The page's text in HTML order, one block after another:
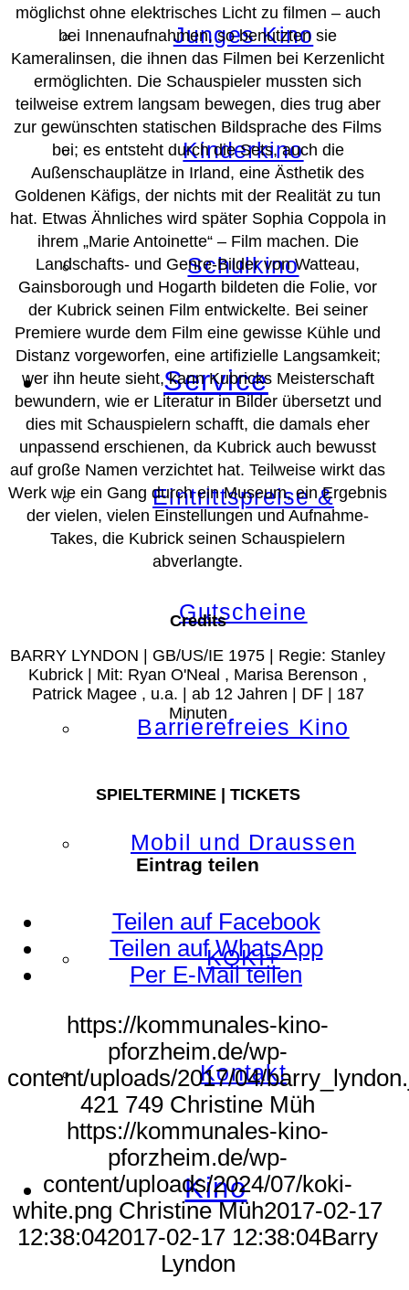
Junges Kino
Kinderkino
Schulkino
Service
Eintrittspreise &
Gutscheine
Barrierefreies Kino
Mobil und Draussen
KOKI+
Kontakt
Kino
möglichst ohne elektrisches Licht zu filmen – auch
bei Innenaufnahmen, so benutzten sie
Kameralinsen, die ihnen das Filmen bei Kerzenlicht
ermöglichten. Die Schauspieler mussten sich
teilweise extrem langsam bewegen, dies trug aber
zur gewünschten statischen Bildsprache des Films
bei; es entsteht durch die Sets, auch die
Außenschauplätze in Irland, eine Ästhetik des
Goldenen Käfigs, der nichts mit der Realität zu tun
hat. Etwas Ähnliches wird später Sophia Coppola in
ihrem „Marie Antoinette“ – Film machen. Die
Landschafts- und Genre-Bilder von Watteau,
Gainsborough und Hogarth bildeten die Folie, vor
der Kubrick seinen Film entwickelte. Bei seiner
Premiere wurde dem Film eine gewisse Kühle und
Distanz vorgeworfen, eine artifizielle Langsamkeit;
wer ihn heute sieht, kann Kubricks Meisterschaft
bewundern, wie er Literatur in Bilder übersetzt und
dies mit Schauspielern schafft, die damals eher
unpassend erschienen, da Kubrick auch bewusst
auf große Namen verzichtet hat. Teilweise wirkt das
Werk wie ein Gang durch ein Museum, ein Ergebnis
der vielen, vielen Einstellungen und Aufnahme-
Takes, die Kubrick seinen Schauspielern
abverlangte.
Credits
BARRY LYNDON | GB/US/IE 1975 | Regie: Stanley
Kubrick | Mit: Ryan O'Neal , Marisa Berenson ,
Patrick Magee , u.a. | ab 12 Jahren | DF | 187
Minuten
SPIELTERMINE | TICKETS
Eintrag teilen
Teilen auf Facebook
Teilen auf WhatsApp
Per E-Mail teilen
https://kommunales-kino-
pforzheim.de/wp-
content/uploads/2017/04/
421 749 Christine Müh
https://kommunales-kino-
pforzheim.de/wp-
content/uploads/2024/07/koki-
white.png Christine Müh2017-02-17
12:38:042017-02-17 12:38:04Barry
Lyndon